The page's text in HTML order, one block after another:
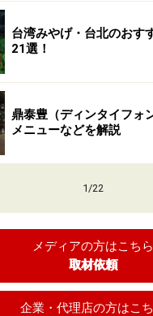
台湾みやげ・台北のおす
21選！
鼎泰豊（ディンタイフォ
メニューなどを解説
1/22
メディアの方はこちら
取材依頼
企業・代理店の方はこ